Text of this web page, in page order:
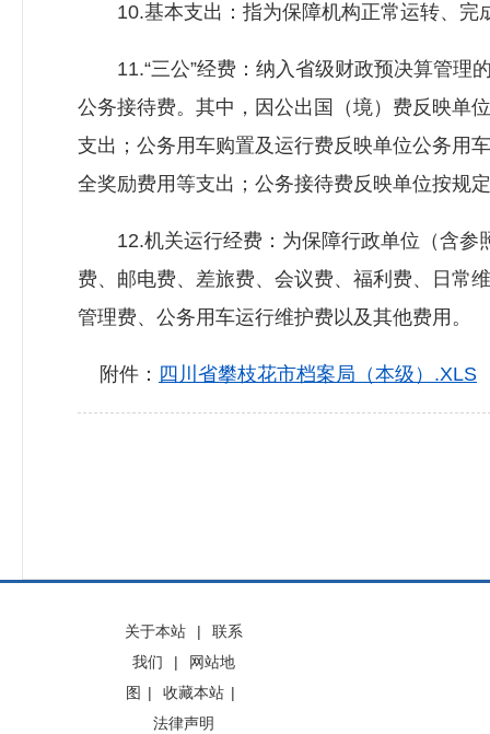
10.基本支出：指为保障机构正常运转、完
11.“三公”经费：纳入省级财政预决算管理的
公务接待费。其中，因公出国（境）费反映单
支出；公务用车购置及运行费反映单位公务用
全奖励费用等支出；公务接待费反映单位按规
12.机关运行经费：为保障行政单位（含参
费、邮电费、差旅费、会议费、福利费、日常
管理费、公务用车运行维护费以及其他费用。
附件： 四川省攀枝花市档案局（本级）.XLS
关于本站 |
联系
我们
|
网站地
图 | 收藏本站 |
法律声明